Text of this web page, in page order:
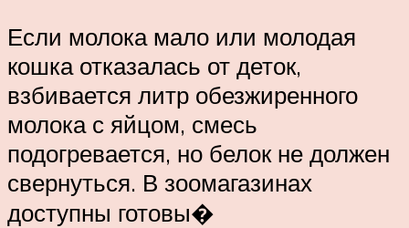
Если молока мало или молодая
кошка отказалась от деток,
взбивается литр обезжиренного
молока с яйцом, смесь
подогревается, но белок не должен
свернуться. В зоомагазинах
доступны готовы�